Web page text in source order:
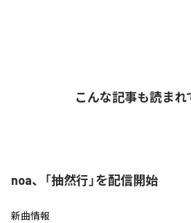
こんな記事も読まれ
noa、「抽然行」を配信開始
新曲情報